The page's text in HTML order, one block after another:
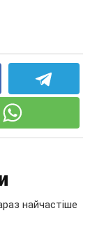
найчастіше